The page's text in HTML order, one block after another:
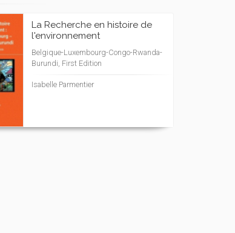
La Recherche en histoire de
l'environnement
Belgique-Luxembourg-Congo-Rwanda-
Burundi, First Edition
Isabelle Parmentier